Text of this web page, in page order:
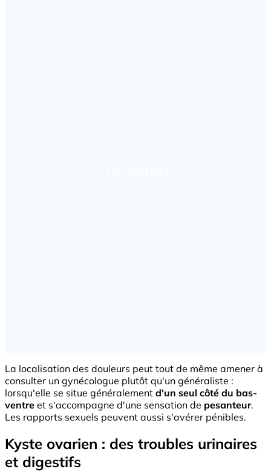
La localisation des douleurs peut tout de même amener à
consulter un gynécologue plutôt qu'un généraliste :
lorsqu'elle se situe généralement d'un seul côté du bas-
ventre et s'accompagne d'une sensation de pesanteur.
Les rapports sexuels peuvent aussi s'avérer pénibles.
Kyste ovarien : des troubles urinaires
et digestifs